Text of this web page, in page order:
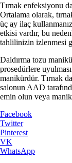
Tırnak enfeksiyonu
Ortalama olarak,
üç ay ilaç
etkisi vardır, bu
tahlilinizin izlenmesi
Daldırma tozu
prosedürlere
manikürdür. Tırnak
salonun AAD
emin olun veya
Facebook
Twitter
Pinterest
VK
WhatsApp